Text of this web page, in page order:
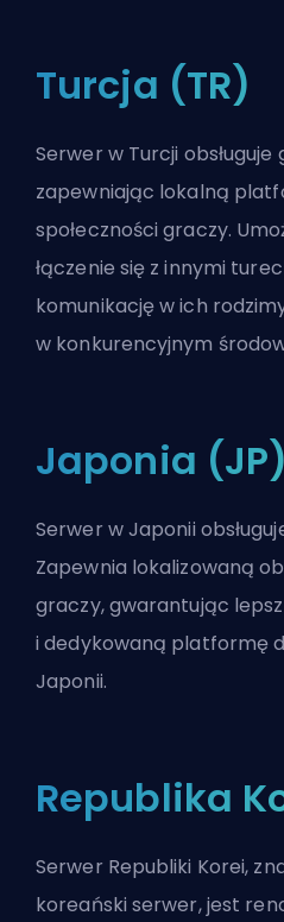
Turcja (TR)
Serwer w Turcji obsługuje
zapewniając lokalną
społeczności graczy.
łączenie się z innymi
komunikację w ich
w konkurencyjnym
Japonia (JP)
Serwer w Japonii
Zapewnia lokalizowaną
graczy, gwarantując
i dedykowaną platformę
Japonii.
Republika
Serwer Republiki Korei,
koreański serwer, jest